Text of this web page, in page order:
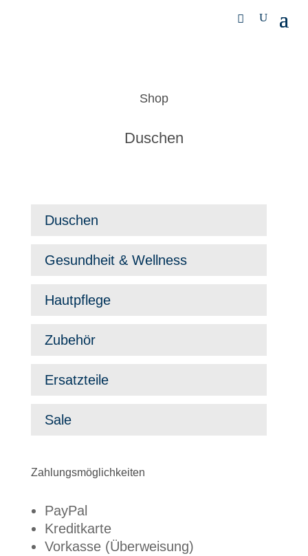
Shop
Duschen
Duschen
Gesundheit & Wellness
Hautpflege
Zubehör
Ersatzteile
Sale
Zahlungs­möglichkeiten
PayPal
Kreditkarte
Vorkasse (Überweisung)